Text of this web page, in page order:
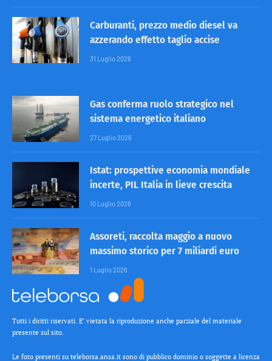
Carburanti, prezzo medio diesel va
azzerando effetto taglio accise
31 Luglio 2026
Gas conferma ruolo strategico nel
sistema energetico italiano
27 Luglio 2026
Istat: prospettive economia mondiale
incerte, PIL Italia in lieve crescita
10 Luglio 2026
Assoreti, raccolta maggio a nuovo
massimo storico per 7 miliardi euro
1 Luglio 2026
Tutti i diritti riservati. E’ vietata la riproduzione anche parziale del materiale
presente sul sito.
Le foto presenti su teleborsa.ansa.it sono di pubblico dominio o soggette a licenza